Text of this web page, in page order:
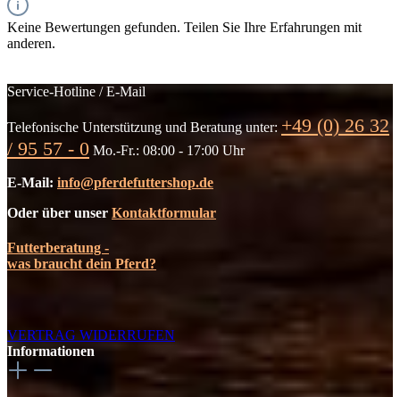
Keine Bewertungen gefunden. Teilen Sie Ihre Erfahrungen mit
anderen.
Service-Hotline / E-Mail
Telefonische Unterstützung und Beratung unter: +49 (0) 26 32
/ 95 57 - 0 Mo.-Fr.: 08:00 - 17:00 Uhr
E-Mail: info@pferdefuttershop.de
Oder über unser Kontaktformular
Futterberatung -
was braucht dein Pferd?
VERTRAG WIDERRUFEN
Informationen